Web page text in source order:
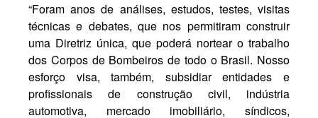
“Foram anos de análises, estudos, testes, visitas
técnicas e debates, que nos permitiram construir
uma Diretriz única, que poderá nortear o trabalho
dos Corpos de Bombeiros de todo o Brasil. Nosso
esforço visa, também, subsidiar entidades e
profissionais de construção civil, indústria
automotiva, mercado imobiliário, síndicos,